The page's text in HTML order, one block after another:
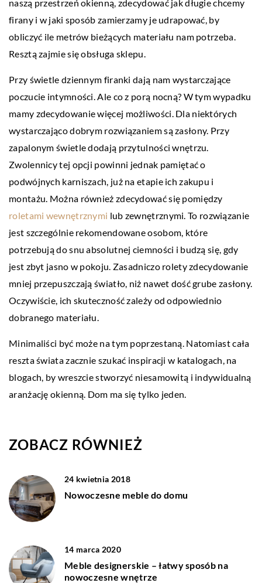
naszą przestrzeń okienną, zdecydować jak długie chcemy
firany i w jaki sposób zamierzamy je udrapować, by
obliczyć ile metrów bieżących materiału nam potrzeba.
Resztą zajmie się obsługa sklepu.
Przy świetle dziennym firanki dają nam wystarczające
poczucie intymności. Ale co z porą nocną? W tym wypadku
mamy zdecydowanie więcej możliwości. Dla niektórych
wystarczająco dobrym rozwiązaniem są zasłony. Przy
zapalonym świetle dodają przytulności wnętrzu.
Zwolennicy tej opcji powinni jednak pamiętać o
podwójnych karniszach, już na etapie ich zakupu i
montażu. Można również zdecydować się pomiędzy
roletami wewnętrznymi lub zewnętrznymi. To rozwiązanie
jest szczególnie rekomendowane osobom, które
potrzebują do snu absolutnej ciemności i budzą się, gdy
jest zbyt jasno w pokoju. Zasadniczo rolety zdecydowanie
mniej przepuszczają światło, niż nawet dość grube zasłony.
Oczywiście, ich skuteczność zależy od odpowiednio
dobranego materiału.
Minimaliści być może na tym poprzestaną. Natomiast cała
reszta świata zacznie szukać inspiracji w katalogach, na
blogach, by wreszcie stworzyć niesamowitą i indywidualną
aranżację okienną. Dom ma się tylko jeden.
ZOBACZ RÓWNIEŻ
24 kwietnia 2018
Nowoczesne meble do domu
14 marca 2020
Meble designerskie – łatwy sposób na
nowoczesne wnętrze